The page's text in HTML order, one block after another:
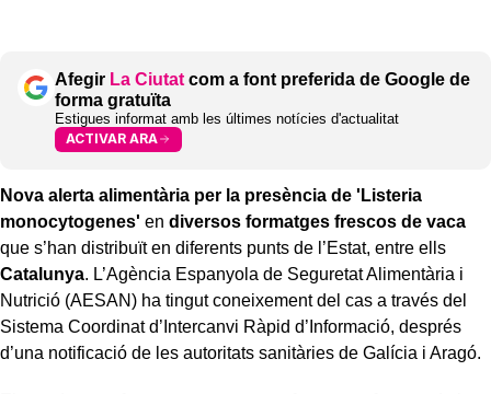
Afegir La Ciutat com a font preferida de Google de
forma gratuïta
Estigues informat amb les últimes notícies d'actualitat
ACTIVAR ARA
Nova alerta alimentària per la presència de 'Listeria
monocytogenes' en diversos formatges frescos de vaca
que s’han distribuït en diferents punts de l’Estat, entre ells
Catalunya. L’Agència Espanyola de Seguretat Alimentària i
Nutrició (AESAN) ha tingut coneixement del cas a través del
Sistema Coordinat d’Intercanvi Ràpid d’Informació, després
d’una notificació de les autoritats sanitàries de Galícia i Aragó.